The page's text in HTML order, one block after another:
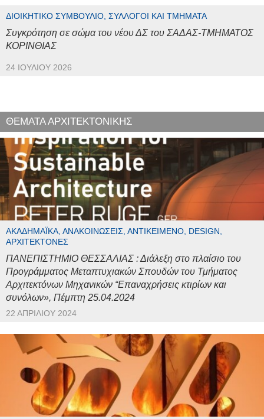
ΔΙΟΙΚΗΤΙΚΌ ΣΥΜΒΟΎΛΙΟ, ΣΎΛΛΟΓΟΙ ΚΑΙ ΤΜΉΜΑΤΑ
Συγκρότηση σε σώμα του νέου ΔΣ του ΣΑΔΑΣ-ΤΜΗΜΑΤΟΣ
ΚΟΡΙΝΘΙΑΣ
24 ΙΟΥΛΊΟΥ 2026
ΘΕΜΑΤΑ ΑΡΧΙΤΕΚΤΟΝΙΚΗΣ
ΑΚΑΔΗΜΑΪΚΆ, ΑΝΑΚΟΙΝΏΣΕΙΣ, ΑΝΤΙΚΕΊΜΕΝΟ, DESIGN,
ΑΡΧΙΤΈΚΤΟΝΕΣ
ΠΑΝΕΠΙΣΤΗΜΙΟ ΘΕΣΣΑΛΙΑΣ : Διάλεξη στο πλαίσιο του
Προγράμματος Μεταπτυχιακών Σπουδών του Τμήματος
Αρχιτεκτόνων Μηχανικών “Επαναχρήσεις κτιρίων και
συνόλων», Πέμπτη 25.04.2024
22 ΑΠΡΙΛΊΟΥ 2024